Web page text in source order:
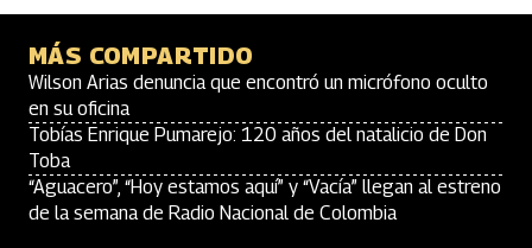
MÁS COMPARTIDO
Wilson Arias denuncia que encontró un micrófono oculto
en su oficina
Tobías Enrique Pumarejo: 120 años del natalicio de Don
Toba
“Aguacero”, “Hoy estamos aquí” y “Vacía” llegan al estreno
de la semana de Radio Nacional de Colombia